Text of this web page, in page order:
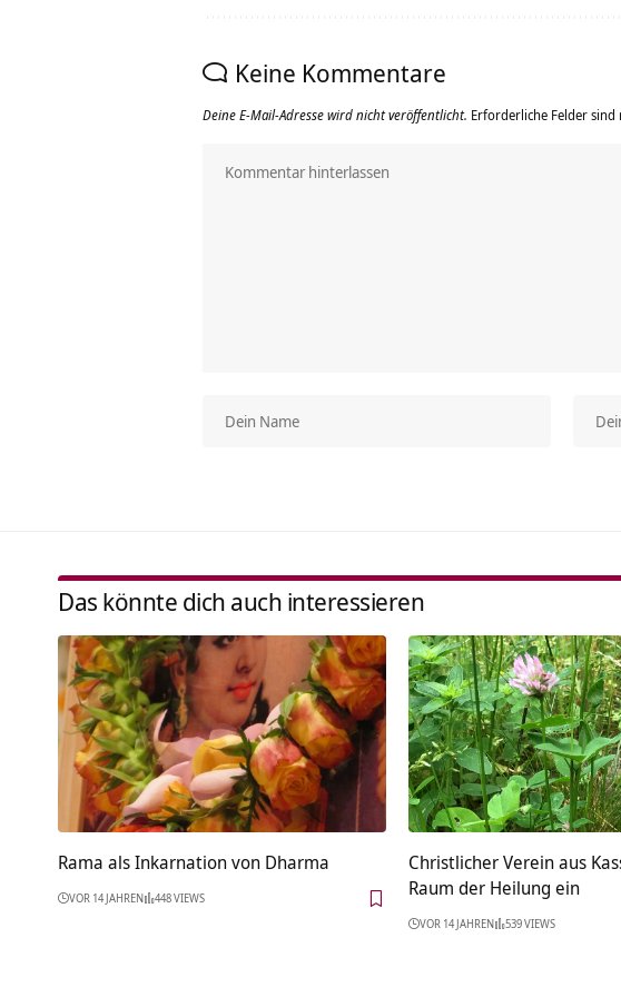
Keine Kommentare
Deine E-Mail-Adresse wird nicht veröffentlicht. Erforderliche Felder sind
Das könnte dich auch interessieren
Rama als Inkarnation von Dharma
VOR 14 JAHREN 448 VIEWS
Christlicher Verein aus
Raum der Heilung ein
VOR 14 JAHREN 539 VIEWS